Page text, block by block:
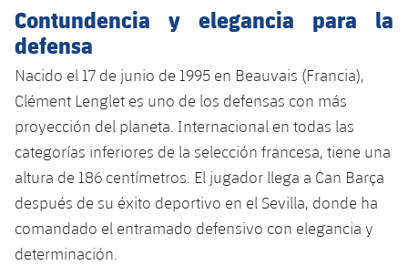
Historia
Palmarés
Infantil
Alevín
Noticias
Atletismo
plusicon
más
Masculino
Femenino
Agenda
plusicon
más
Actualidad
Jugadores
Calendario
Resultados
Hockey sobre hielo
plusicon
más
Actualidad
Jugadores
Calendario
plusicon
más
Noticias
Hockey Hierba Masculino
plusicon
más
Actualidad
Escuela de Patinaje
Contundencia y elegancia para la
defensa
Nacido el 17 de junio de 1995 en Beauvais (Francia),
Clément Lenglet es uno de los defensas con más
proyección del planeta. Internacional en todas las
categorías inferiores de la selección francesa, tiene una
altura de 186 centímetros. El jugador llega a Can Barça
después de su éxito deportivo en el Sevilla, donde ha
comandado el entramado defensivo con elegancia y
determinación.